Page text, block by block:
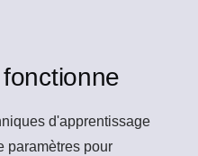
d'apprentissage
paramètres pour